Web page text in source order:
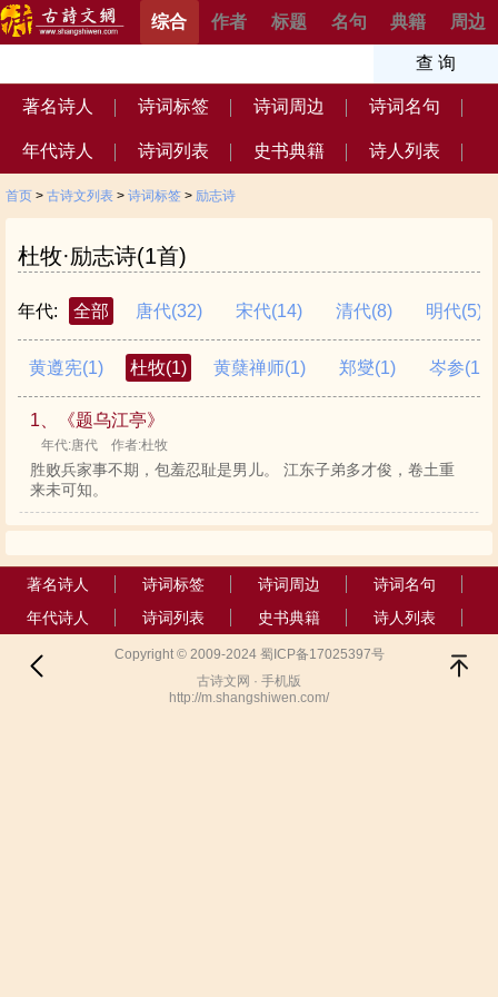
周边
典籍
名句
标题
作者
综合
著名诗人 诗词标签 诗词周边 诗词名句
年代诗人 诗词列表 史书典籍 诗人列表
首页 > 古诗文列表 > 诗词标签 > 励志诗
杜牧·励志诗(1首)
年代: 全部 唐代(32) 宋代(14) 清代(8) 明代(5)
黄遵宪(1) 杜牧(1) 黄蘖禅师(1) 郑燮(1) 岑参(1)
1、《题乌江亭》
年代:唐代 作者:杜牧
胜败兵家事不期，包羞忍耻是男儿。 江东子弟多才俊，卷土重
来未可知。
著名诗人 诗词标签 诗词周边
诗词名句
年代诗人
诗词列表 史书典籍 诗人列表
Copyright © 2009-2024 蜀ICP备17025397号
古诗文网 · 手机版
http://m.shangshiwen.com/